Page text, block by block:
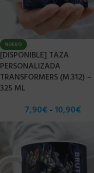
NUEVO
[DISPONIBLE] TAZA
PERSONALIZADA
TRANSFORMERS (M.312) –
325 ML
7,90€- 10,90€